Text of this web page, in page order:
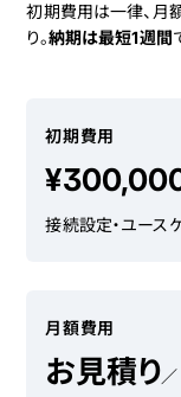
初期費用は一律、月
り。納期は最短1週間
初期費用
接続設定・ユース
月額費用
お見積り／